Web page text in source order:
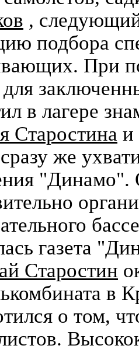
,
подбора
При
для
в лагере
Старостина и
же
"Динамо".
газета
Старостин
в
о том,